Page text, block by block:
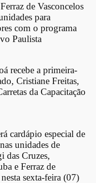
de Vasconcelos
para
com o programa
Paulista
recebe a primeira-
Cristiane Freitas,
da Capacitação
cardápio especial de
unidades de
das Cruzes,
e Ferraz de
sexta-feira (07)